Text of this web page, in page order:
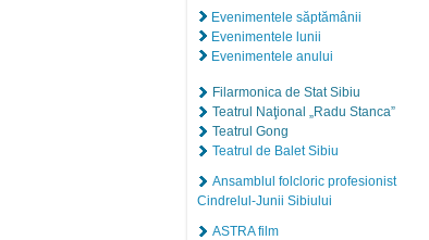
Evenimentele săptămânii
Evenimentele lunii
Evenimentele anului
Filarmonica de Stat Sibiu
Teatrul Naţional „Radu Stanca”
Teatrul Gong
Teatrul de Balet Sibiu
Ansamblul folcloric profesionist
Cindrelul-Junii Sibiului
ASTRA film